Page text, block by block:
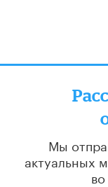
Мы
актуальных